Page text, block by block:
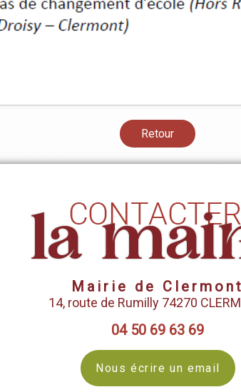
Retour
Mairie de Clermont
14, route de Rumilly 74270
04 50 69 63 69
Nous écrire un email